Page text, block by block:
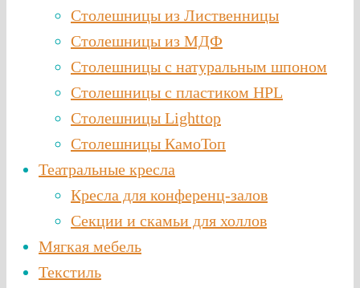
Столешницы из Лиственницы
Столешницы из МДФ
Столешницы с натуральным шпоном
Столешницы c пластиком HPL
Столешницы Lighttop
Столешницы КамоТоп
Театральные кресла
Кресла для конференц-залов
Секции и скамьи для холлов
Мягкая мебель
Текстиль